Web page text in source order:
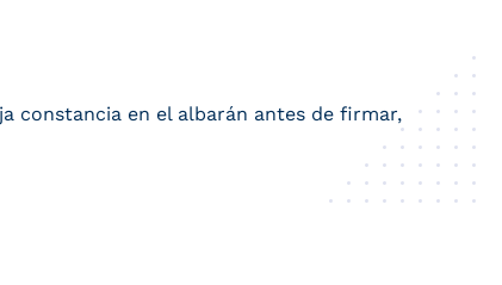
constancia en el albarán antes de firmar,